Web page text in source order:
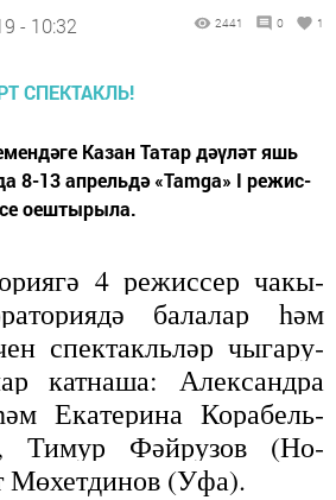
- 10:32 2441 0 1
Ка­зан Та­тар дәү­ләт яшь
8-13 ап­рель­дә «Tamga» I ре­жис­
оеш­ты­ры­ла.
4 ре­жис­сер ча­кы­
ба­ла­лар һәм
спек­такль­ләр чы­га­ру­
кат­на­ша: Алек­санд­ра
Ека­те­ри­на Ко­ра­бель­
Ти­мур Фәй­ру­зов (Но­
Мө­хет­ди­нов (Уфа).